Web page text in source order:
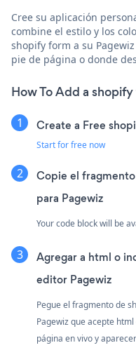
Cree su aplicación
combine el estilo y los
shopify form a su
pie de página o donde
How To Add a
Create a Free
Start for free now
Copie el
para Pagewiz
Your code block will be
Agregar a html o
editor Pagewiz
Pegue el fragmento de
Pagewiz que acepte
página en vivo y